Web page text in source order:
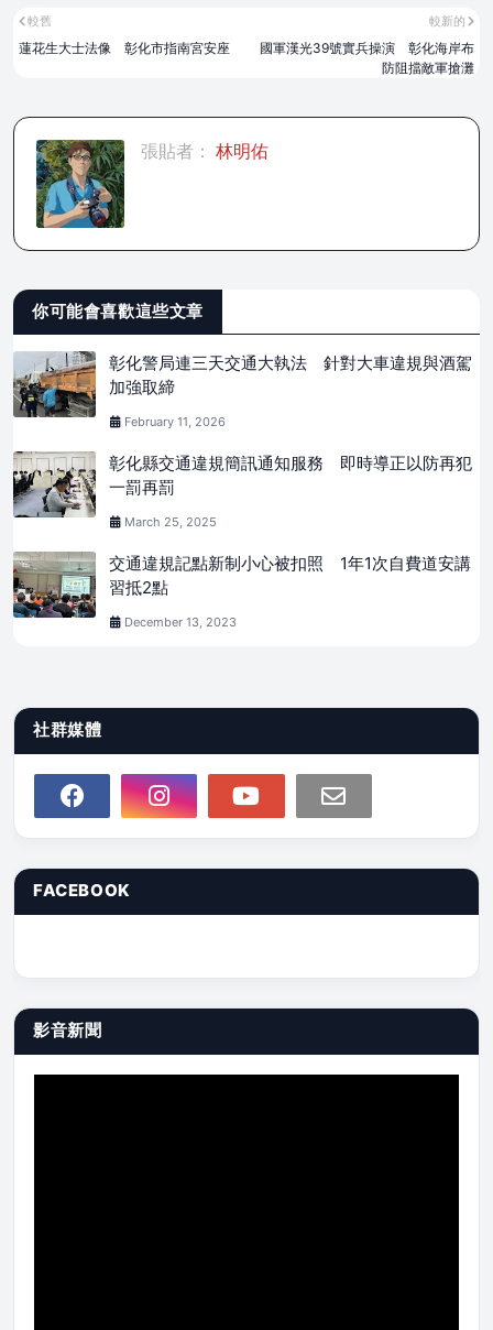
較新的
國軍漢光39號實兵操演 彰化海岸布
防阻擋敵軍搶灘
較舊
蓮花生大士法像 彰化市指南宮安座
張貼者： 林明佑
你可能會喜歡這些文章
彰化警局連三天交通大執法 針對大車違規與酒駕
加強取締
February 11, 2026
彰化縣交通違規簡訊通知服務 即時導正以防再犯
一罰再罰
March 25, 2025
交通違規記點新制小心被扣照 1年1次自費道安講
習抵2點
December 13, 2023
社群媒體
FACEBOOK
影音新聞